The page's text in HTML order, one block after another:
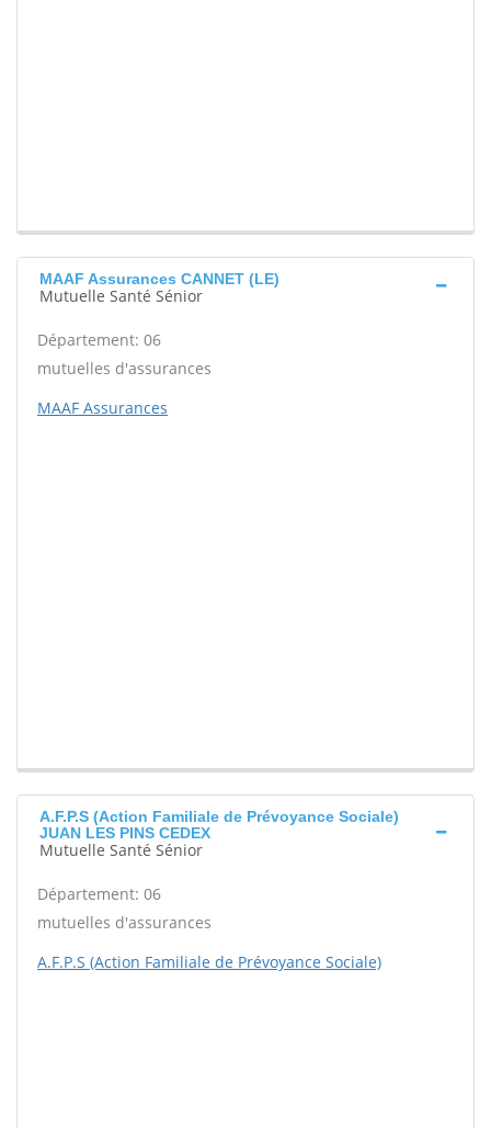
MAAF Assurances CANNET (LE)
Mutuelle Santé Sénior
Département: 06
mutuelles d'assurances
MAAF Assurances
A.F.P.S (Action Familiale de Prévoyance Sociale)
JUAN LES PINS CEDEX
Mutuelle Santé Sénior
Département: 06
mutuelles d'assurances
A.F.P.S (Action Familiale de Prévoyance Sociale)